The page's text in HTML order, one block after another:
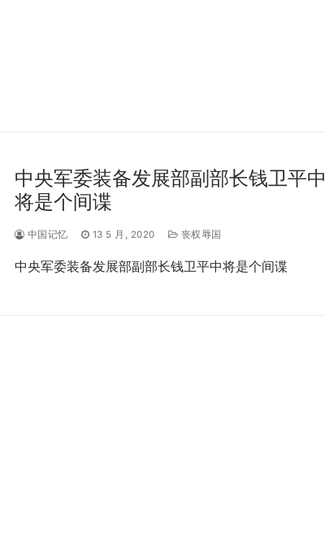
中央军委装备发展部副部长钱卫平中
将是个间谍
中国记忆 13 5 月, 2020 丧权辱国
中央军委装备发展部副部长钱卫平中将是个间谍